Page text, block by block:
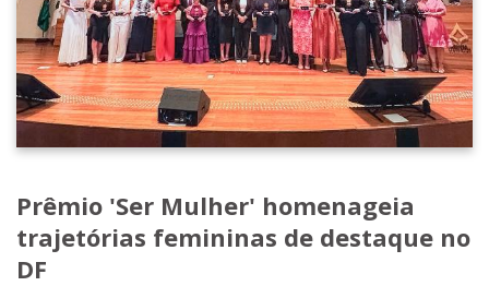
Prêmio 'Ser Mulher' homenageia
trajetórias femininas de destaque no
DF